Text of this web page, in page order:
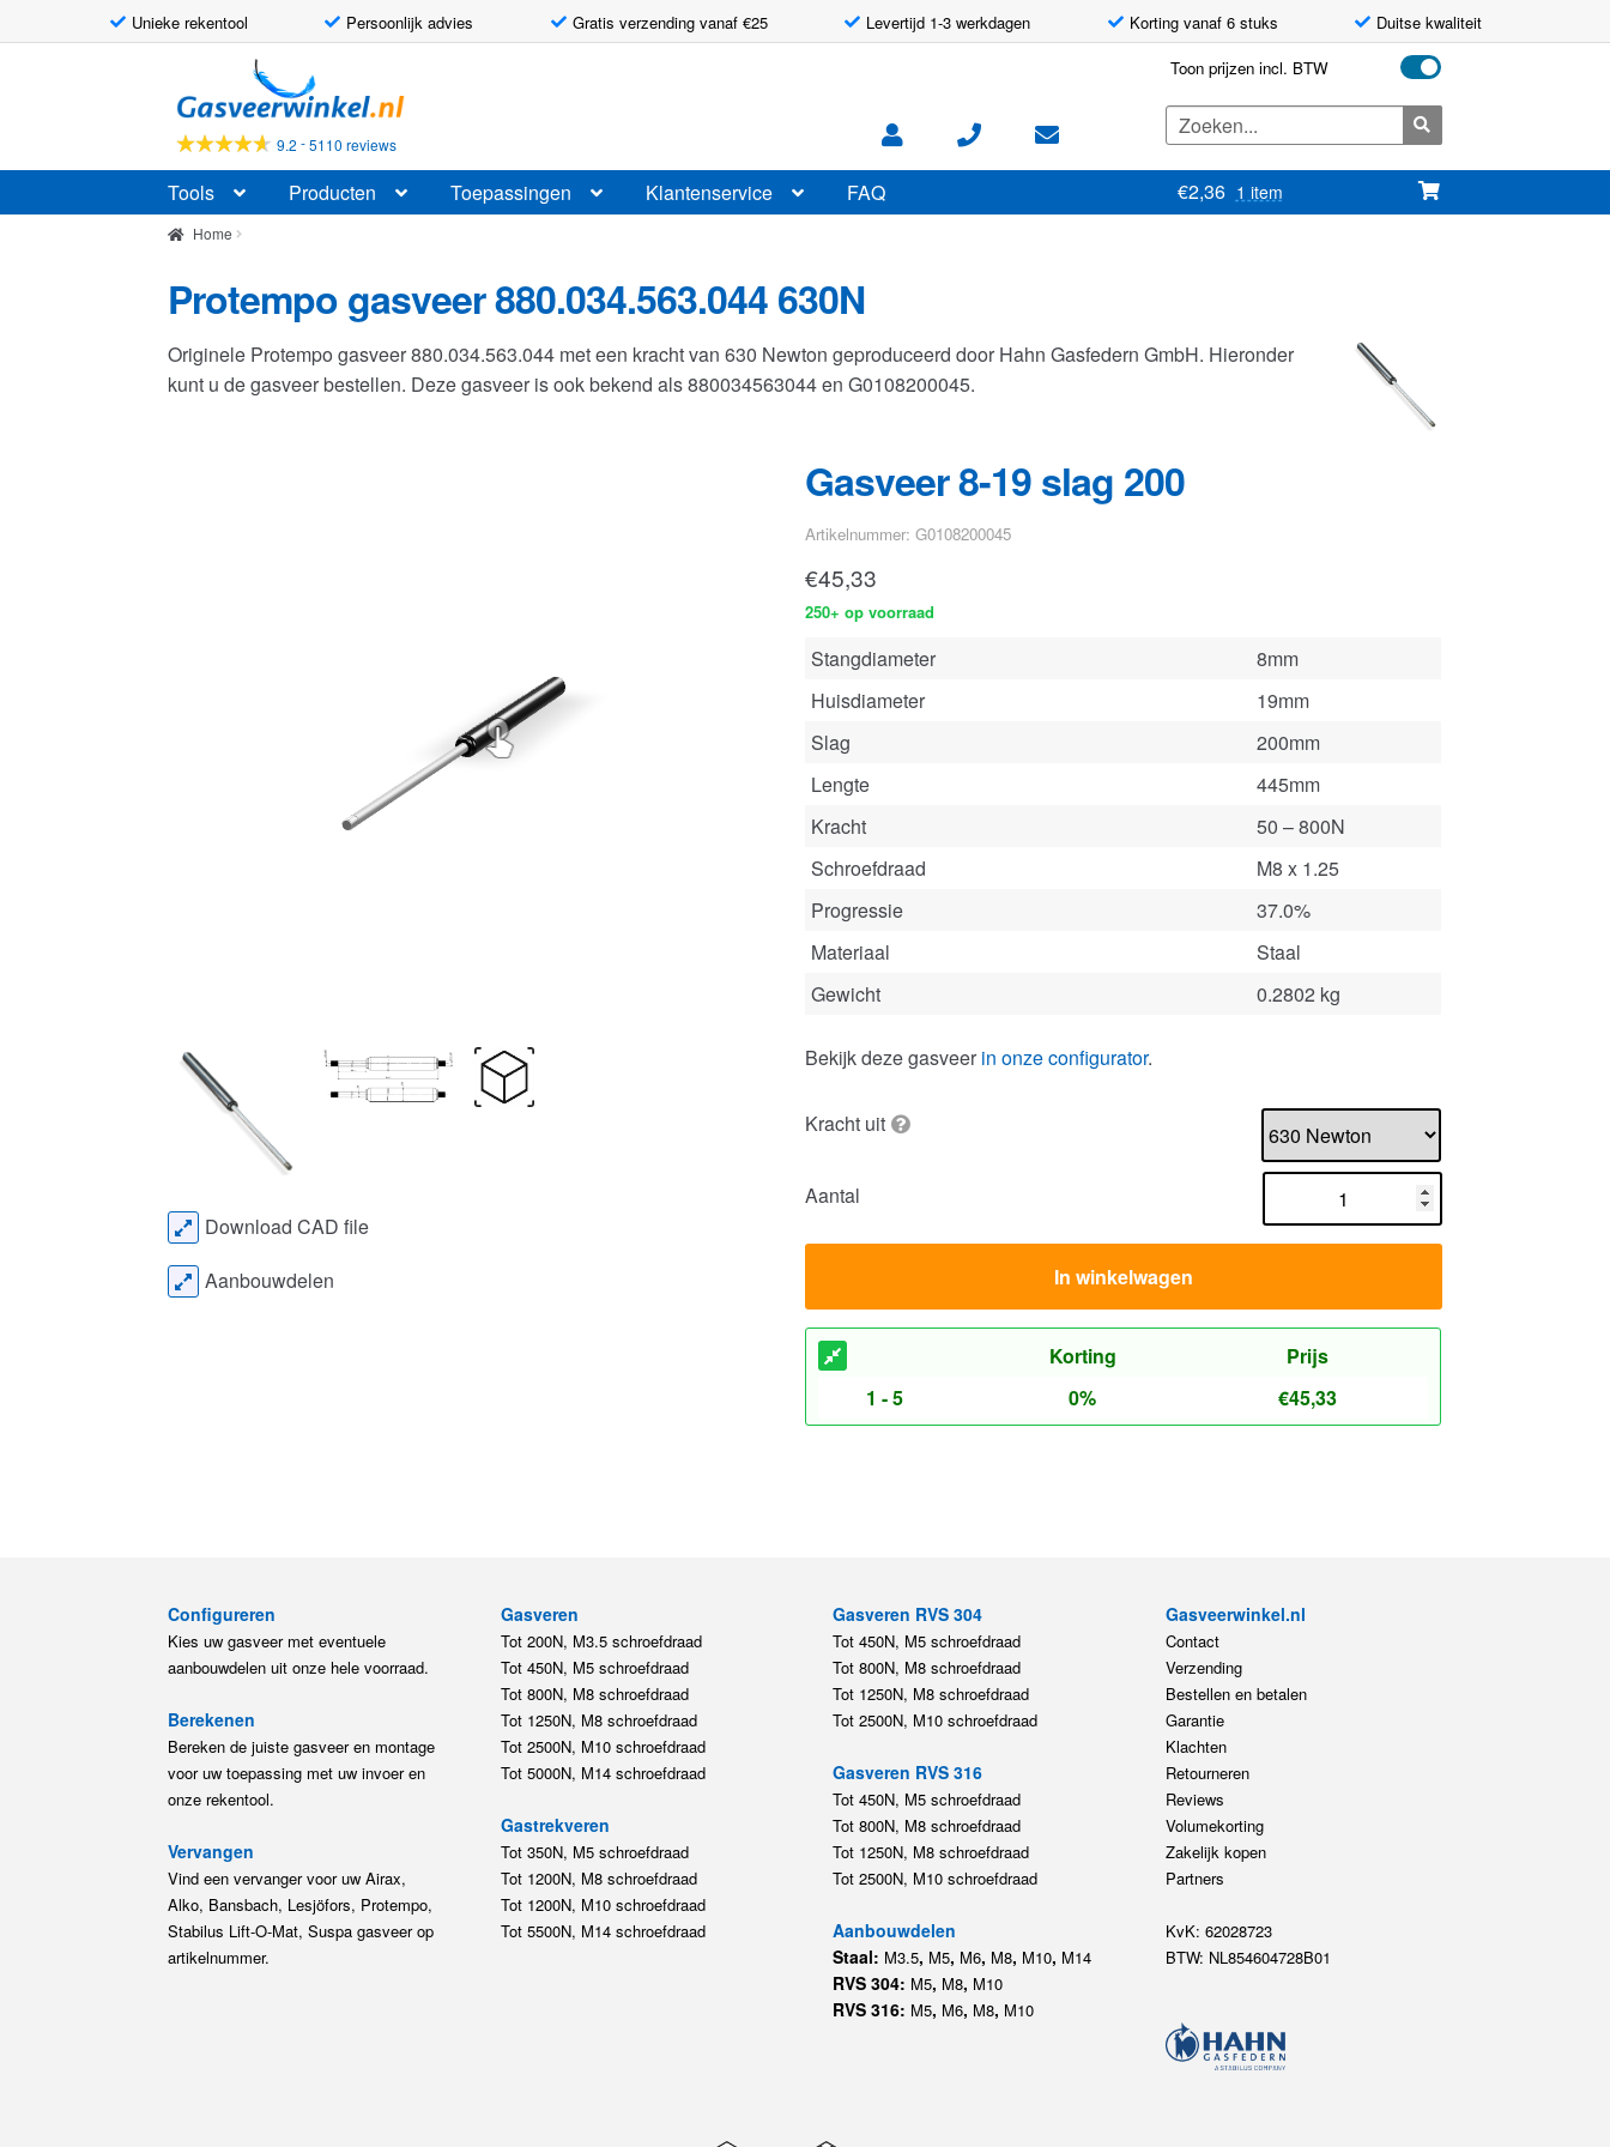
Unieke rekentool Persoonlijk advies Gratis verzending vanaf €25 Levertijd 1-3 werkdagen Korting vanaf 6 stuks Duitse kwaliteit
door
naar
navigatie
naar
de
inhoud
9.2 -5110 reviews
Toon prijzen incl. BTW
Zoeken
naar:
Tools Producten Toepassingen Klantenservice FAQ €2,36 1 item
Home
Protempo gasveer 880.034.563.044 630N
Originele Protempo gasveer 880.034.563.044 met een kracht van 630 Newton geproduceerd door Hahn Gasfedern GmbH. Hieronder
kunt u de gasveer bestellen. Deze gasveer is ook bekend als 880034563044 en G0108200045.
Gasveer 8-19 slag 200
Artikelnummer: G0108200045
€45,33
250+ op voorraad
Stangdiameter
8mm
Huisdiameter
19mm
Slag
200mm
Lengte
445mm
Kracht
50 – 800N
Schroefdraad
M8 x 1.25
Progressie
37.0%
Materiaal
Staal
Gewicht
0.2802 kg
Bekijk deze gasveer in onze configurator.
Kracht uit
Aantal
In winkelwagen
Korting
Prijs
1 - 5
0% €45,33
Download CAD file
Aanbouwdelen
Configureren
Kies uw gasveer met eventuele
aanbouwdelen uit onze hele voorraad.
Berekenen
Bereken de juiste gasveer en montage
voor uw toepassing met uw invoer en
onze rekentool.
Vervangen
Vind een vervanger voor uw Airax,
Alko, Bansbach, Lesjöfors, Protempo,
Stabilus Lift-O-Mat, Suspa gasveer op
artikelnummer.
Gasveren
Tot 200N, M3.5 schroefdraad
Tot 450N, M5 schroefdraad
Tot 800N, M8 schroefdraad
Tot 1250N, M8 schroefdraad
Tot 2500N, M10 schroefdraad
Tot 5000N, M14 schroefdraad
Gastrekveren
Tot 350N, M5 schroefdraad
Tot 1200N, M8 schroefdraad
Tot 1200N, M10 schroefdraad
Tot 5500N, M14 schroefdraad
Gasveren RVS 304
Tot 450N, M5 schroefdraad
Tot 800N, M8 schroefdraad
Tot 1250N, M8 schroefdraad
Tot 2500N, M10 schroefdraad
Gasveren RVS 316
Tot 450N, M5 schroefdraad
Tot 800N, M8 schroefdraad
Tot 1250N, M8 schroefdraad
Tot 2500N, M10 schroefdraad
Aanbouwdelen
Staal: M3.5, M5, M6, M8, M10, M14
RVS 304: M5, M8, M10
RVS 316: M5, M6, M8, M10
Gasveerwinkel.nl
Contact
Verzending
Bestellen en betalen
Garantie
Klachten
Retourneren
Reviews
Volumekorting
Zakelijk kopen
Partners
KvK: 62028723
BTW: NL854604728B01